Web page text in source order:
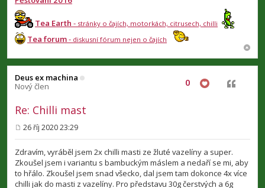
Tea Earth - stránky o čajích, motorkách, citrusech, chilli
Tea forum- diskusní fórum nejen o čajích
Deus ex machina
Nový člen
Re: Chilli mast
0 Citovat
ř
í
p
ě
v
26 říj 2020 23:29
Zdravím, vyráběl jsem 2x chilli masti ze žluté vazelíny a super.
Zkoušel jsem i variantu s bambuckým máslem a nedaří se mi, aby
to hřálo. Zkoušel jsem snad všecko, dal jsem tam dokonce 4x více
chilli jak do masti z vazelíny. Pro představu 30g čerstvých a 6g